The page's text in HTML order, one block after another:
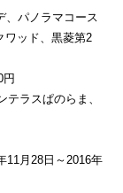
、パノラマコース
ワッド、黒菱第2
ラスぱのらま、
11月28日～2016年